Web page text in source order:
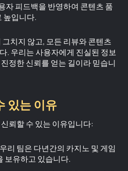
자 피드백을 반영하여 콘텐츠 품
높입니다.
치지 않고, 모든 리뷰와 콘텐츠
. 우리는 사용자에게 진실된 정보
정한 신뢰를 얻는 길이라 믿습니
있는 이유
뢰할 수 있는 이유입니다:
리 팀은 다년간의 카지노 및 게임
보유하고 있습니다.